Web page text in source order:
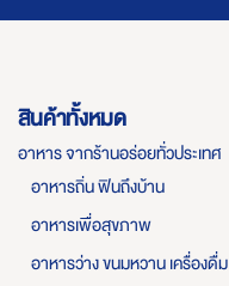
สินค้าทั้งหมด
อาหาร จากร้านอร่อยทั่วประเทศ
อาหารถิ่น ฟินถึงบ้าน
อาหารเพื่อสุขภาพ
อาหารว่าง ขนมหวาน เครื่องดื่ม